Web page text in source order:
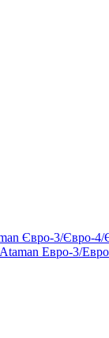
Евро-3/